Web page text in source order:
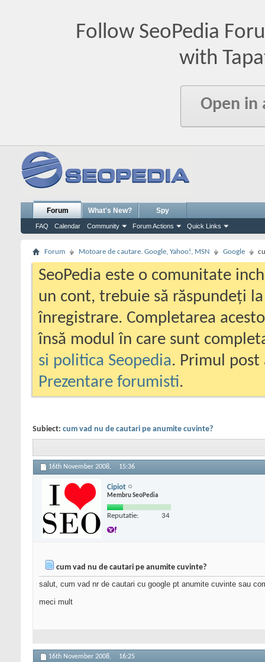
Follow SeoPedia
with
Open in
Forum
FAQ Calendar Community Forum Actions Quick Links
What's New? Spy
Forum Motoare de cautare. Google, Yahoo!, MSN Google
SeoPedia este o comunitate
un cont, trebuie să răspundeți
înregistrare. Completarea
însă modul în care sunt
si politica Seopedia. Primul
Prezentare forumisti.
Subiect: cum vad nu de cautari pe anumite cuvinte?
16th November 2008, 15:36
Cipiot
Membru SeoPedia
Reputatie: 34
cum vad nu de cautari pe anumite cuvinte?
salut, cum vad nr de cautari cu google pt anumite cuvinte sau
meci mult
16th November 2008, 16:25